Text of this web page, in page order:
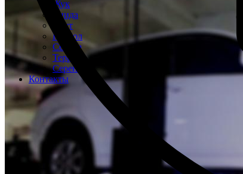
Жук
Тиида
Ноут
Патрол
Сентра
Террано
Серена
Контакты